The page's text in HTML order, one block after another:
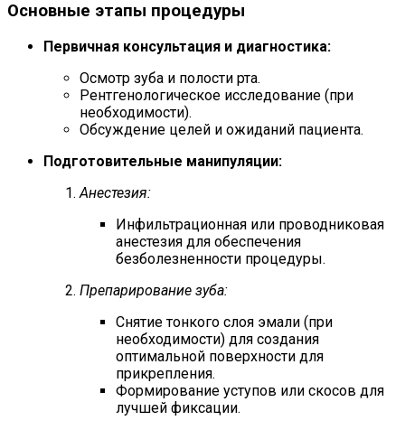
Основные этапы процедуры
Первичная консультация и диагностика:
Осмотр зуба и полости рта.
Рентгенологическое исследование (при
необходимости).
Обсуждение целей и ожиданий пациента.
Подготовительные манипуляции:
Анестезия:
Инфильтрационная или проводниковая
анестезия для обеспечения
безболезненности процедуры.
Препарирование зуба:
Снятие тонкого слоя эмали (при
необходимости) для создания
оптимальной поверхности для
прикрепления.
Формирование уступов или скосов для
лучшей фиксации.